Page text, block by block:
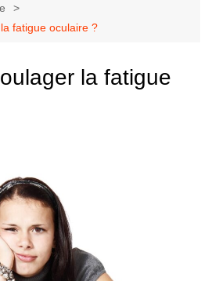
fatigue oculaire ?
la fatigue